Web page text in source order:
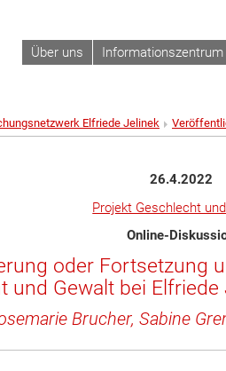
Über uns Informationszentrum
Elfriede Jelinek
26.4.2022
Projekt Geschlecht
Online-
oder Fortsetzung
und Gewalt bei
Brucher, Sabine